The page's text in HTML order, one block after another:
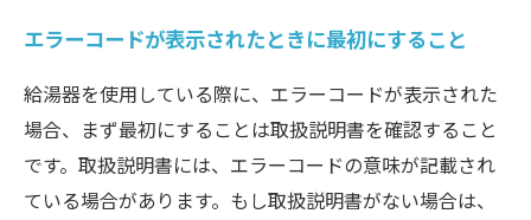
エラーコードが表示されたときに最初にすること
給湯器を使用している際に、エラーコードが表示された
場合、まず最初にすることは取扱説明書を確認すること
です。取扱説明書には、エラーコードの意味が記載され
ている場合があります。もし取扱説明書がない場合は、